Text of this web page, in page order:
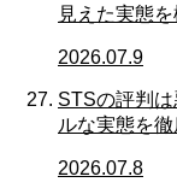
見えた実態
2026.07.9
STSの評判
ルな実態を
2026.07.8